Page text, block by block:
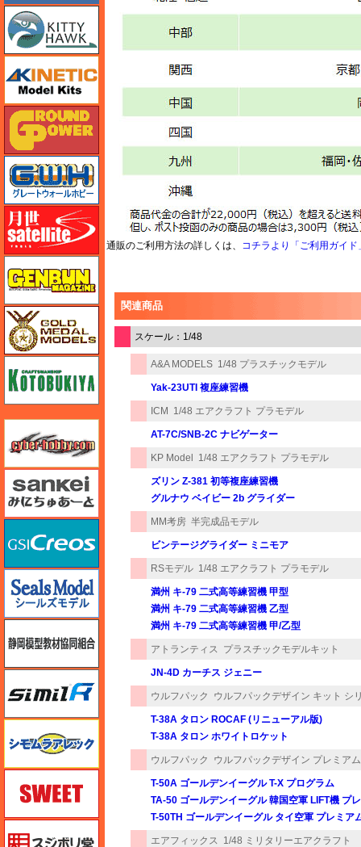
通販のご利用方法の詳しくは、 コチラより「ご利用ガイド
関連商品
スケール：1/48
A&A MODELS 1/48 プラスチックモデル
Yak-23UTI 複座練習機
ICM 1/48 エアクラフト プラモデル
AT-7C/SNB-2C ナビゲーター
KP Model 1/48 エアクラフト プラモデル
ズリン Z-381 初等複座練習機
グルナウ ベイビー 2b グライダー
MM考房 半完成品モデル
ビンテージグライダー ミニモア
RSモデル 1/48 エアクラフト プラモデル
満州 キ-79 二式高等練習機 甲型
満州 キ-79 二式高等練習機 乙型
満州 キ-79 二式高等練習機 甲/乙型
アトランティス プラスチックモデルキット
JN-4D カーチス ジェニー
ウルフパック ウルフパックデザイン キット シ
T-38A タロン ROCAF (リニューアル版)
T-38A タロン ホワイトロケット
ウルフパック ウルフパックデザイン プレミア
T-50A ゴールデンイーグル T-X プログラム
TA-50 ゴールデンイーグル 韓国空軍 LIFT機 プ
T-50TH ゴールデンイーグル タイ空軍 プレミア
エアフィックス 1/48 ミリタリーエアクラフト
キティホーク
ガリレオ出版 グランドパワー
グレートウォールホビー
月世 サテライトツールス
ゴールドメダルモデルズ
さんけい みにちゅあーと
GSIクレオス
静岡模型協同組合
シミラー（similR）
シモムラアレック
スイート（SWEET）